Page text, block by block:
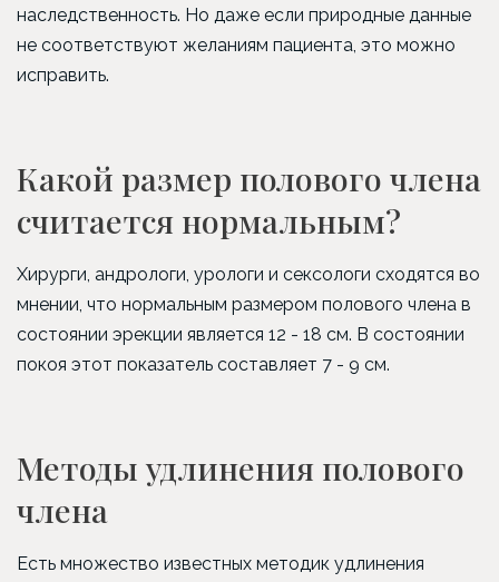
наследственность. Но даже если природные данные
не соответствуют желаниям пациента, это можно
исправить.
Какой размер полового члена
считается нормальным?
Хирурги, андрологи, урологи и сексологи сходятся во
мнении, что нормальным размером полового члена в
состоянии эрекции является 12 - 18 см. В состоянии
покоя этот показатель составляет 7 - 9 см.
Методы удлинения полового
члена
Есть множество известных методик удлинения